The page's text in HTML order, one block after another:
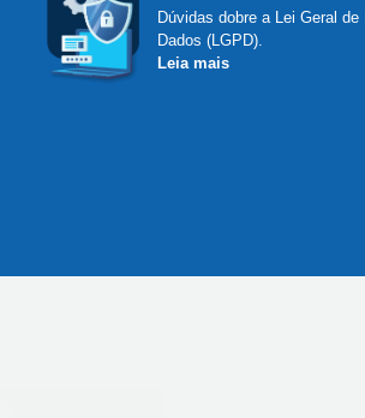
Dúvidas dobre a Lei Geral de
Dados (LGPD).
Leia mais